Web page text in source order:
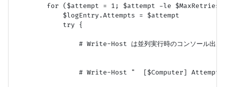
for ($attempt = 1; $attempt -le
            $logEntry.Attempts = $attempt
            try {
# Write-Host は並列実行時のコンソール出力が
# Write-Host "  [$Computer] Attempt